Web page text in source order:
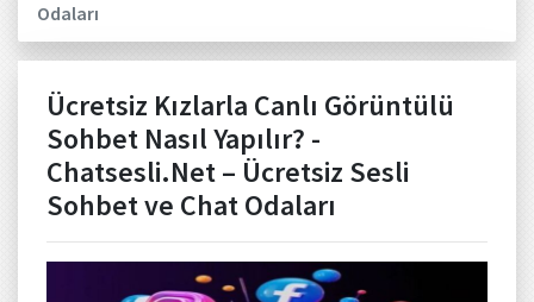
Odaları
Ücretsiz Kızlarla Canlı Görüntülü
Sohbet Nasıl Yapılır? -
Chatsesli.Net – Ücretsiz Sesli
Sohbet ve Chat Odaları